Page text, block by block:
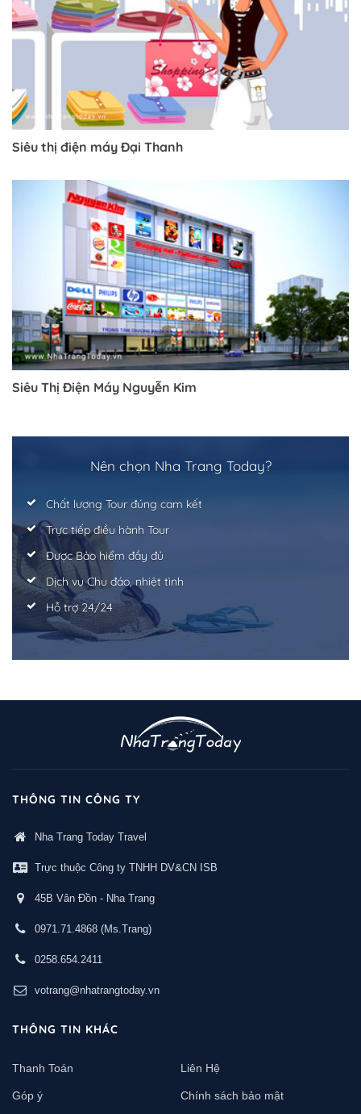
Siêu thị điện máy Đại Thanh
Siêu Thị Điện Máy Nguyễn Kim
Nên chọn Nha Trang Today?
Chất lượng Tour đúng cam kết
Trực tiếp điều hành Tour
Được Bảo hiểm đầy đủ
Dịch vụ Chu đáo, nhiệt tình
Hỗ trợ 24/24
THÔNG TIN CÔNG TY
Nha Trang Today Travel
Trực thuộc Công ty TNHH DV&CN ISB
45B Vân Đồn - Nha Trang
0971.71.4868 (Ms.Trang)
0258.654.2411
votrang@nhatrangtoday.vn
THÔNG TIN KHÁC
Thanh Toán Liên Hệ
Góp ý Chính sách bảo mật